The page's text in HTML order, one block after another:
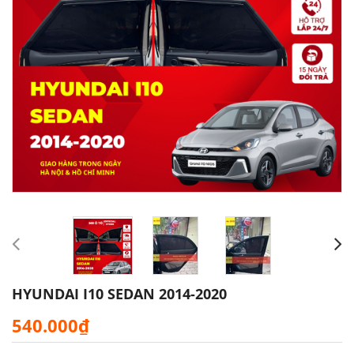
HYUNDAI I10 SEDAN 2014-2020
540.000₫